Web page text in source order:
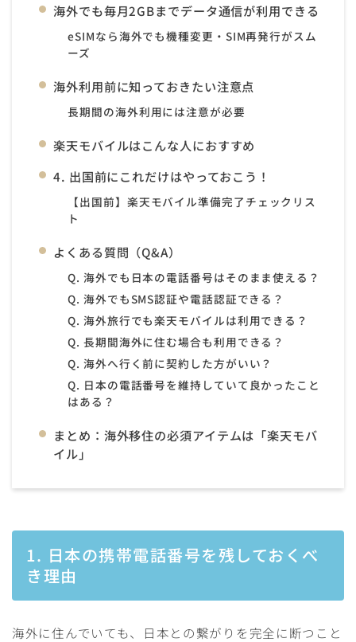
海外でも毎月2GBまでデータ通信が利用できる
eSIMなら海外でも機種変更・SIM再発行がスム
ーズ
海外利用前に知っておきたい注意点
長期間の海外利用には注意が必要
楽天モバイルはこんな人におすすめ
4. 出国前にこれだけはやっておこう！
【出国前】楽天モバイル準備完了チェックリス
ト
よくある質問（Q&A）
Q. 海外でも日本の電話番号はそのまま使える？
Q. 海外でもSMS認証や電話認証できる？
Q. 海外旅行でも楽天モバイルは利用できる？
Q. 長期間海外に住む場合も利用できる？
Q. 海外へ行く前に契約した方がいい？
Q. 日本の電話番号を維持していて良かったこと
はある？
まとめ：海外移住の必須アイテムは「楽天モバ
イル」
1. 日本の携帯電話番号を残しておくべ
き理由
海外に住んでいても、日本との繋がりを完全に断つこと